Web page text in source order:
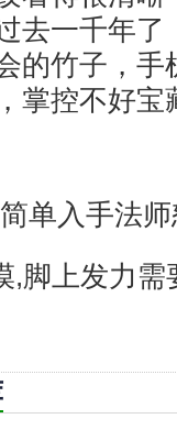
去一千年了
的竹子，手
掌控不好宝
单入手法
,脚上发力需